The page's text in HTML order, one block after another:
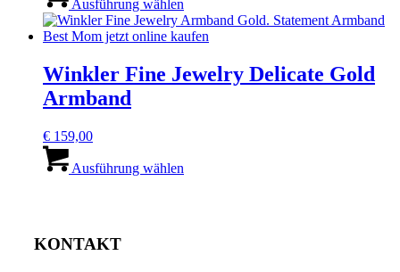
gewählt
werden
Ausführung wählen
weist
mehrere
Die
gewählt
Winkler Fine Jewelry Delicate Gold
Armband
€ 159,00
Ausführung wählen
KONTAKT